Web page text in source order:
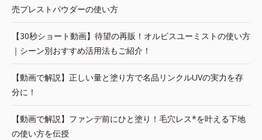
売プレストパウダーの使い方
【30秒ショート動画】待望の再販！オルビスユーミストの使い方
｜シーン別おすすめ活用法もご紹介！
【動画で解説】正しい量と塗り方で名品リンクルUVの実力を存
分に！
【動画で解説】ファンデ前にひと塗り！毛穴レス*を叶える下地
の使い方を伝授